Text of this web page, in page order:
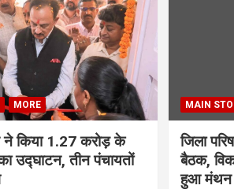
MORE
ने किया 1.27 करोड़ के
उद्घाटन, तीन पंचायतों
MAIN
जिला
बैठक,
हुआ मंथन